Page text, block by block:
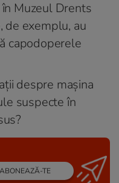
Muzeul Drents
de exemplu, au
capodoperele
despre mașina
suspecte în
ABONEAZĂ-TE